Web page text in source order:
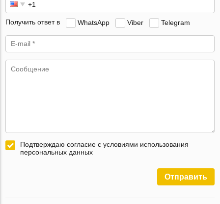
Получить ответ в WhatsApp Viber Telegram
Подтверждаю согласие с условиями использования
персональных данных
Отправить